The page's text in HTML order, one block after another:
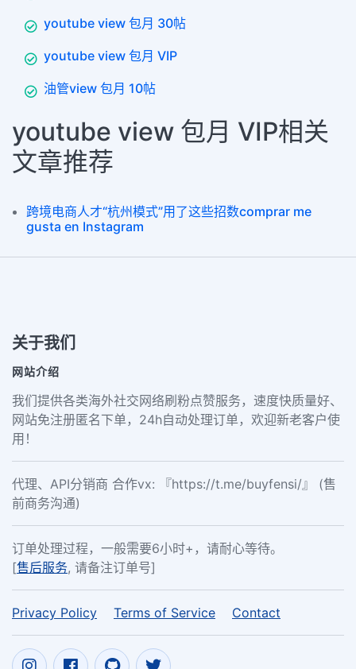
youtube view 包月 30帖
youtube view 包月 VIP
油管view 包月 10帖
youtube view 包月 VIP相关
文章推荐
跨境电商人才“杭州模式”用了这些招数comprar me
gusta en Instagram
关于我们
网站介绍
我们提供各类海外社交网络刷粉点赞服务，速度快质量好、
网站免注册匿名下单，24h自动处理订单，欢迎新老客户使
用！
代理、API分销商 合作vx: 『https://t.me/buyfensi/』 (售
前商务沟通)
订单处理过程，一般需要6小时+，请耐心等待。
[售后服务, 请备注订单号]
Privacy Policy Terms of Service Contact